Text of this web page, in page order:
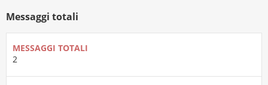
Messaggi totali
MESSAGGI TOTALI
2